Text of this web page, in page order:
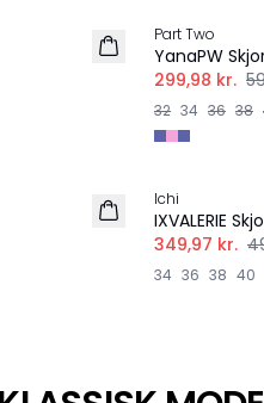
Part Two
YanaPW
299,98 kr.
32 34 36 38
Ichi
IXVALERIE
349,97 kr.
34 36 38 40